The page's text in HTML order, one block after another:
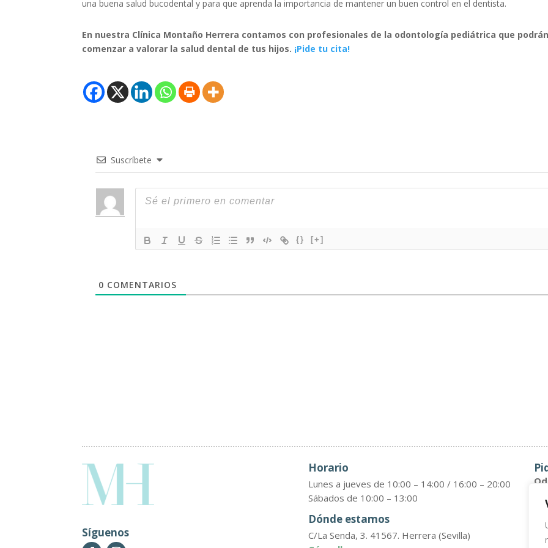
una buena salud bucodental y para que aprenda la importancia de mantener un buen control en el dentista.
En nuestra Clínica Montaño Herrera contamos con profesionales de la odontología pediátrica que
comenzar a valorar la salud dental de tus hijos. ¡Pide tu cita!
Suscríbete
{} [+]
0 COMENTARIOS
Síguenos
Horario
Lunes a jueves de 10:00 – 14:00 / 16:00 – 20:00
Sábados de 10:00 – 13:00
Dónde estamos
C/La Senda, 3. 41567. Herrera (Sevilla)